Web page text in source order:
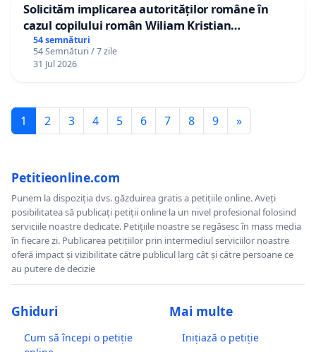
Solicităm implicarea autorităților române în
cazul copilului român Wiliam Kristian
Gheorghe, aflat în plasament în Danemarca de
12 ani
54 semnături
54 Semnături / 7 zile
31 Jul 2026
1 2 3 4 5 6 7 8 9 »
Petitieonline.com
Punem la dispoziția dvs. găzduirea gratis a petițiile online. Aveți
posibilitatea să publicați petiții online la un nivel profesional folosind
serviciile noastre dedicate. Petițiile noastre se regăsesc în mass media
în fiecare zi. Publicarea petițiilor prin intermediul serviciilor noastre
oferă impact și vizibilitate către publicul larg cât și către persoane ce
au putere de decizie
Ghiduri
Cum să începi o petiție
Mai multe
Inițiază o petiție